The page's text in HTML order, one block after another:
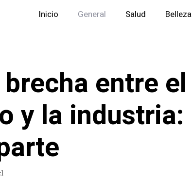
Inicio General Salud Belleza
entre el
y la industria: